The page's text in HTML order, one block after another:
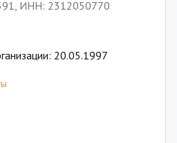
ИНН: 2312050770
20.05.1997